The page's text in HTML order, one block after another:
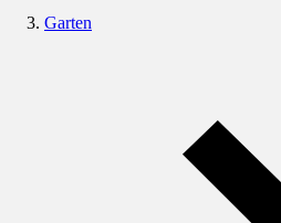
Garten